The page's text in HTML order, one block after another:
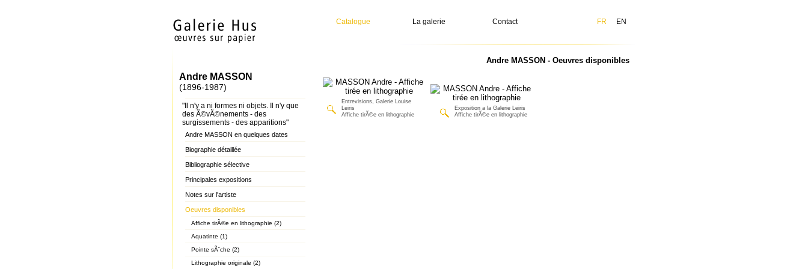
Catalogue La galerie Contact FR EN
Andre MASSON
(1896-1987)
"Il n'y a ni formes ni objets. Il n'y que
des Ã©vÃ©nements - des
surgissements - des apparitions"
Andre MASSON en quelques dates
Biographie détaillée
Bibliographie sélective
Principales expositions
Notes sur l'artiste
Oeuvres disponibles
Affiche tirÃ©e en lithographie (2)
Aquatinte (1)
Pointe sÃ¨che (2)
Lithographie originale (2)
Andre MASSON - Oeuvres disponibles
Entrevisions, Galerie Louise
Leiris
Affiche tirÃ©e en lithographie
Exposition a la Galerie Leiris
Affiche tirÃ©e en lithographie